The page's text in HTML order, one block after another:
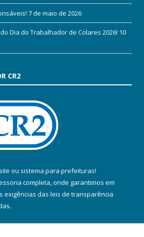
7 de maio de 2026
Dia do Trabalhador de Colares 2026! 10
CR2
ou sistema para prefeituras!
completa, onde garantimos em
exigências das leis de transparência